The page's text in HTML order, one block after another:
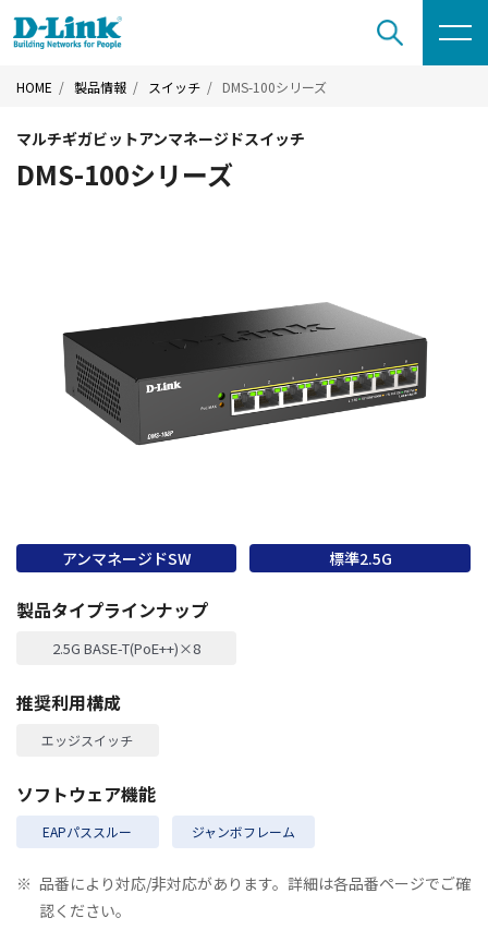
HOME 製品情報 スイッチ DMS-100シリーズ
マルチギガビットアンマネージドスイッチ
DMS-100シリーズ
アンマネージドSW 標準2.5G
製品タイプラインナップ
2.5G BASE-T(PoE++)×8
推奨利用構成
エッジスイッチ
ソフトウェア機能
EAPパススルー ジャンボフレーム
※ 品番により対応/非対応があります。詳細は各品番ページでご確
認ください。